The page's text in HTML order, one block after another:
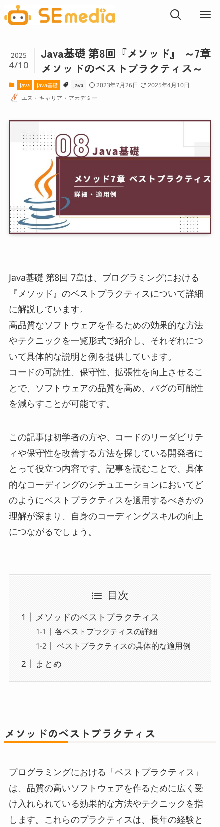
Java基礎 第8回『メソッド』 ～7章
メソッドのベストプラクティス～
2025
4/10
Java Java基礎 Java 2023年7月26日
2025年4月10日
エヌ・キャリア・アカデミー
Java基礎 第8回 7章は、プログラミングにおける
『メソッド』のベストプラクティスについて詳細
に解説しています。
高品質なソフトウェアを作るための効果的な方法
やテクニックを一覧形式で紹介し、それぞれにつ
いて具体的な説明と例を提供しています。
コードの可読性、保守性、拡張性を向上させるこ
とで、ソフトウェアの品質を高め、バグの可能性
を減らすことが可能です。
この記事は初学者の方や、コードのリーダビリテ
ィや保守性を改善する方法を探している開発者に
とって役立つ内容です。記事を読むことで、具体
的なコーディングのシチュエーションにおいてど
のようにベストプラクティスを適用するべきかの
理解が深まり、自身のコーディングスキルの向上
につながるでしょう。
目次
メソッドのベストプラクティス
各ベストプラクティスの詳細
ベストプラクティスの具体的な適用例
まとめ
メソッドのベストプラクティス
プログラミングにおける「ベストプラクティス」
は、品質の高いソフトウェアを作るために広く受
け入れられている効果的な方法やテクニックを指
します。これらのプラクティスは、長年の経験と